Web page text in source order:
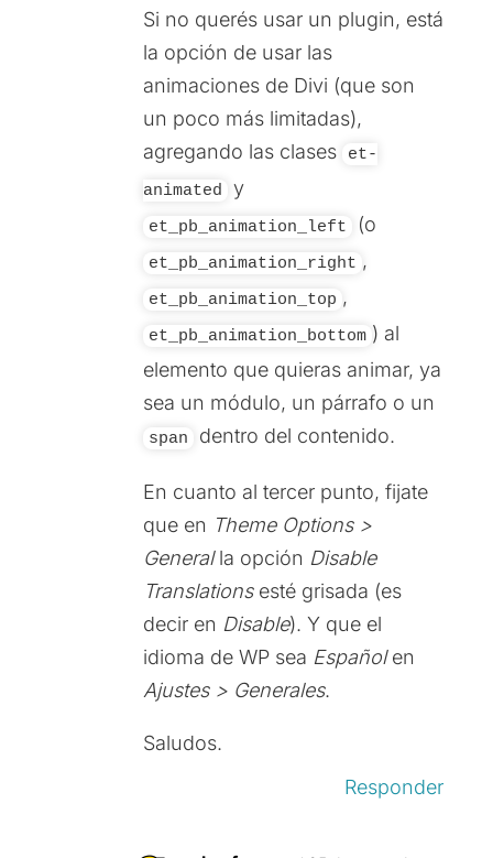
Si no querés usar un plugin, está
la opción de usar las
animaciones de Divi (que son
un poco más limitadas),
agregando las clases
et-
animated
y
et_pb_animation_left (o
et_pb_animation_right ,
et_pb_animation_top ,
et_pb_animation_bottom ) al
elemento que quieras animar, ya
sea un módulo, un párrafo o un
span dentro del contenido.
En cuanto al tercer punto, fijate
que en Theme Options >
Generalla opción Disable
Translationsesté grisada (es
decir en Disable). Y que el
idioma de WP sea Españolen
Ajustes > Generales.
Saludos.
Responder